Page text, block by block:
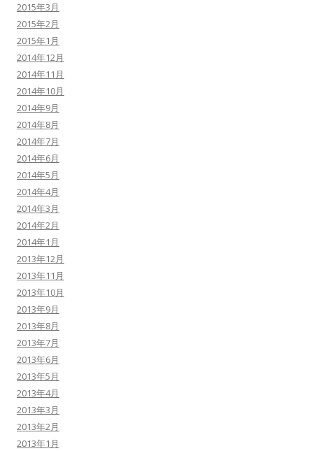
2015年3月
2015年2月
2015年1月
2014年12月
2014年11月
2014年10月
2014年9月
2014年8月
2014年7月
2014年6月
2014年5月
2014年4月
2014年3月
2014年2月
2014年1月
2013年12月
2013年11月
2013年10月
2013年9月
2013年8月
2013年7月
2013年6月
2013年5月
2013年4月
2013年3月
2013年2月
2013年1月